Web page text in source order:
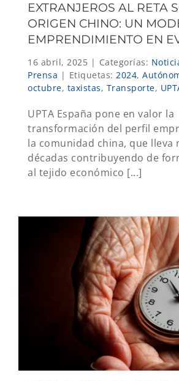
EXTRANJEROS AL RETA
ORIGEN CHINO: UN
EMPRENDIMIENTO EN
16 abril, 2025 | Categorías:
Prensa | Etiquetas: 2024,
octubre, taxistas, Transporte,
UPTA España pone en valor la
transformación del perfil
la comunidad china, que lleva
décadas contribuyendo de
al tejido económico [...]